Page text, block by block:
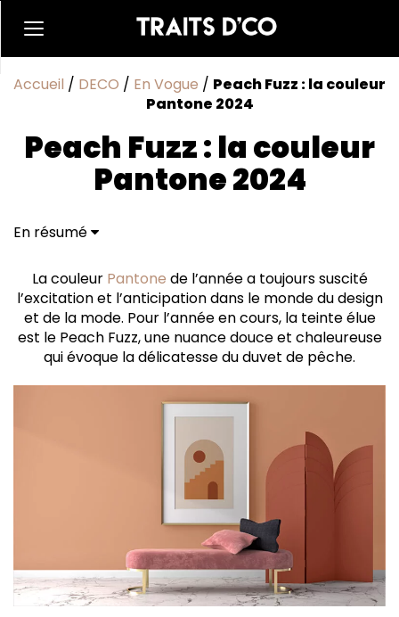
Accueil / DECO / En Vogue / Peach Fuzz : la couleur
Pantone 2024
Peach Fuzz : la couleur
Pantone 2024
En résumé
Sélection déco Peach Fuzz
La couleur Pantone de l’année a toujours suscité
l’excitation et l’anticipation dans le monde du design
et de la mode. Pour l’année en cours, la teinte élue
est le Peach Fuzz, une nuance douce et chaleureuse
qui évoque la délicatesse du duvet de pêche.